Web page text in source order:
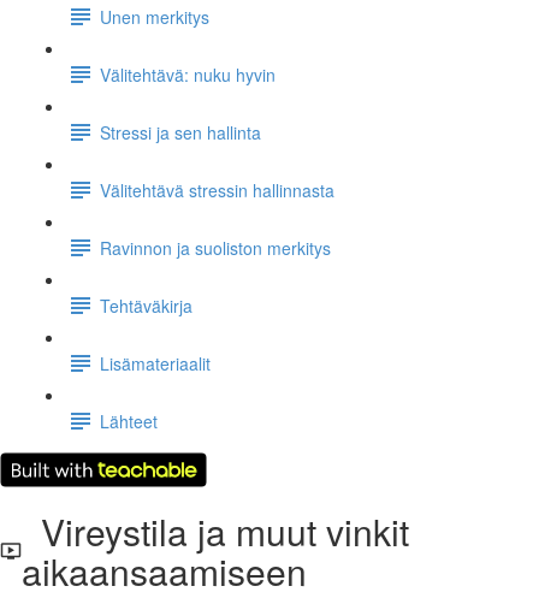
Unen merkitys
Välitehtävä: nuku hyvin
Stressi ja sen hallinta
Välitehtävä stressin hallinnasta
Ravinnon ja suoliston merkitys
Tehtäväkirja
Lisämateriaalit
Lähteet
Vireystila ja muut vinkit
aikaansaamiseen